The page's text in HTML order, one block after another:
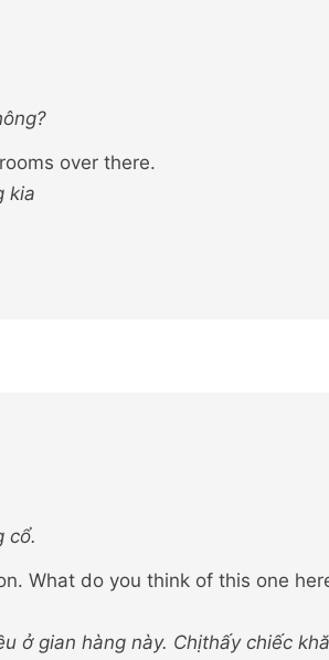
over there.
kia
cổ.
What do you think of this one
ở gian hàng này. Chịthấy chiếc